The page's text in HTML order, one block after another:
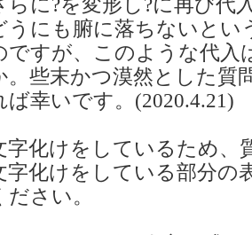
らに?を変形し?に再び代
うにも腑に落ちないとい
ですが、このような代入
。些末かつ漠然とした質
ば幸いです。(2020.4.21)
字化けをしているため、
字化けをしている部分の
ださい。